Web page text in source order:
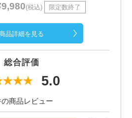
(税込) 限定数終了
品詳細を見る
総合評価
5.0
の商品レビュー